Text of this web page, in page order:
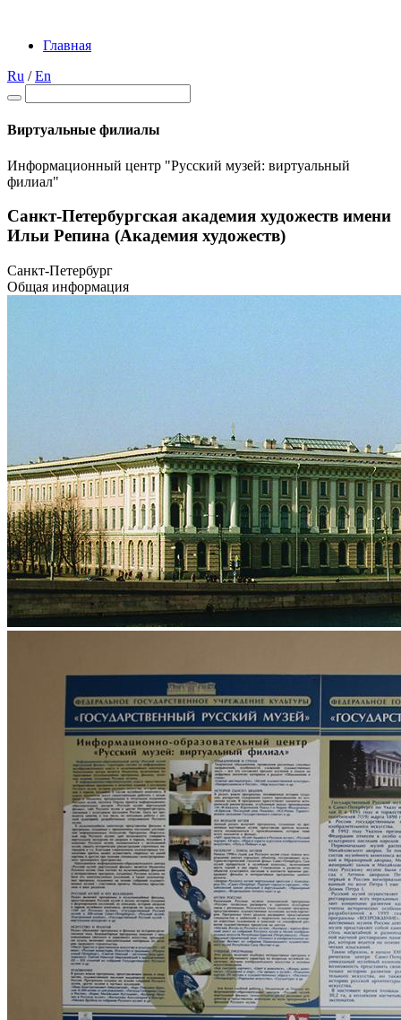
Главная
Ru /En
Виртуальные филиалы
Информационный центр "Русский музей: виртуальный
филиал"
Санкт-Петербургская академия художеств имени
Ильи Репина (Академия художеств)
Санкт-Петербург
Общая информация